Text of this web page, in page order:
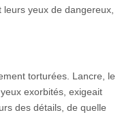
leurs yeux de dangereux,
torturées. Lancre, le
exorbités, exigeait
des détails, de quelle